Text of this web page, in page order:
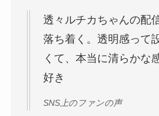
透々ルチカちゃんの配
落ち着く。透明感って
くて、本当に清らかな
好き
SNS上のファンの声